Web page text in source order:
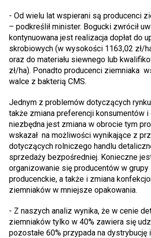
- Od wielu lat wspierani są producenci
– podkreślił minister. Bogucki zwrócił
kontynuowana jest realizacja dopłat do
skrobiowych (w wysokości 1163,02 zł/
oraz do materiału siewnego lub
zł/ha). Ponadto producenci ziemniaka
walce z bakterią CMS.
Jednym z problemów dotyczących
także zmiana preferencji konsumentów i
niezbędna jest zmiana w obrocie tym
wskazał na możliwości wynikające z
dotyczących rolniczego handlu
sprzedaży bezpośredniej. Konieczne
organizowanie się producentów w grupy
producenckie, a także i zmiana
ziemniaków w mniejsze opakowania.
- Z naszych analiz wynika, że w cenie
ziemniaków tylko w 40% zawiera się
pozostałe 60% przypada na dystrybucję